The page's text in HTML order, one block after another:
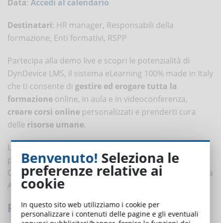
Data: Accedi al calendario
Destinatari: HR manager, Responsabili della
formazione, Enti formativi, RSPP
Partecipa alla demo live e scopri le potenzialità di
DynDevice LMS, il sistema eLearning 100% made in Italy
che ti consente di gestire ed erogare tutta la
formazione online, in aula e in videoconferenza,
creare corsi online personalizzati e prenderti cura
delle risorse umane.
La piattaforma include un catalogo con oltre 250 corsi
per la formazione aziendale su Sicurezza sul lavoro,
Compliance e Qualità, Digital Transformation, Sicurezza
Alimentare, Soft Skill.
PRENOTA ORA IL TUO POSTO!
Benvenuto! Seleziona le
preferenze relative ai
cookie
In questo sito web utilizziamo i cookie per
personalizzare i contenuti delle pagine e gli eventuali